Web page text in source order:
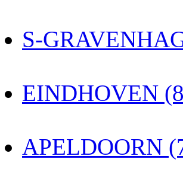
S-
EINDHOVEN
APELDOORN